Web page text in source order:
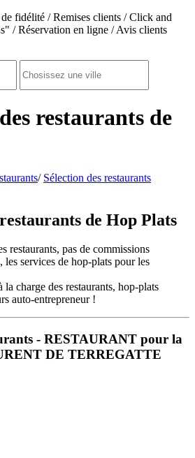
fidélité / Remises clients / Click and
/ Réservation en ligne / Avis clients
restaurants de
/ Sélection des restaurants
de Hop Plats
restaurants, pas de commissions
les services de hop-plats pour les
charge des restaurants, hop-plats
auto-entrepreneur !
- RESTAURANT pour la
DE TERREGATTE